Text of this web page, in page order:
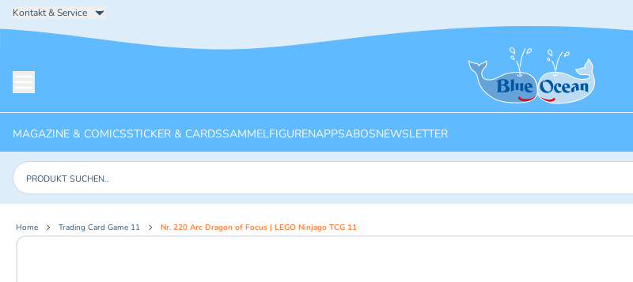
Kontakt & Service
Startseite
MAGAZINE & COMICSSTICKER & CARDSSAMMELFIGURENAPPSABOSNEWSLETTER
Produkte suchen
Home Trading Card Game 11 Nr. 220 Arc Dragon of Focus | LEGO Ninjago TCG 11